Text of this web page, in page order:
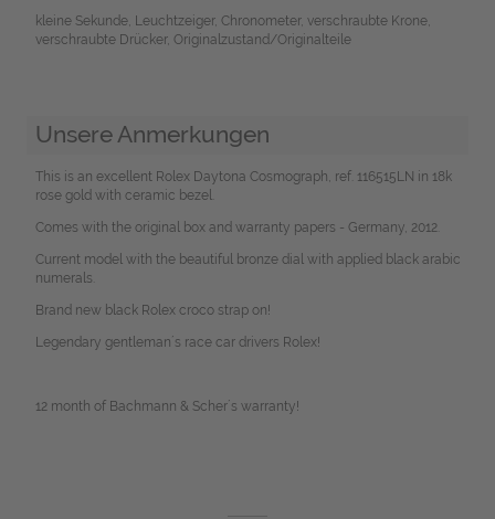
kleine Sekunde, Leuchtzeiger, Chronometer, verschraubte Krone,
verschraubte Drücker, Originalzustand/Originalteile
Unsere Anmerkungen
This is an excellent Rolex Daytona Cosmograph, ref. 116515LN in 18k
rose gold with ceramic bezel.
Comes with the original box and warranty papers - Germany, 2012.
Current model with the beautiful bronze dial with applied black arabic
numerals.
Brand new black Rolex croco strap on!
Legendary gentleman´s race car drivers Rolex!
12 month of Bachmann & Scher´s warranty!